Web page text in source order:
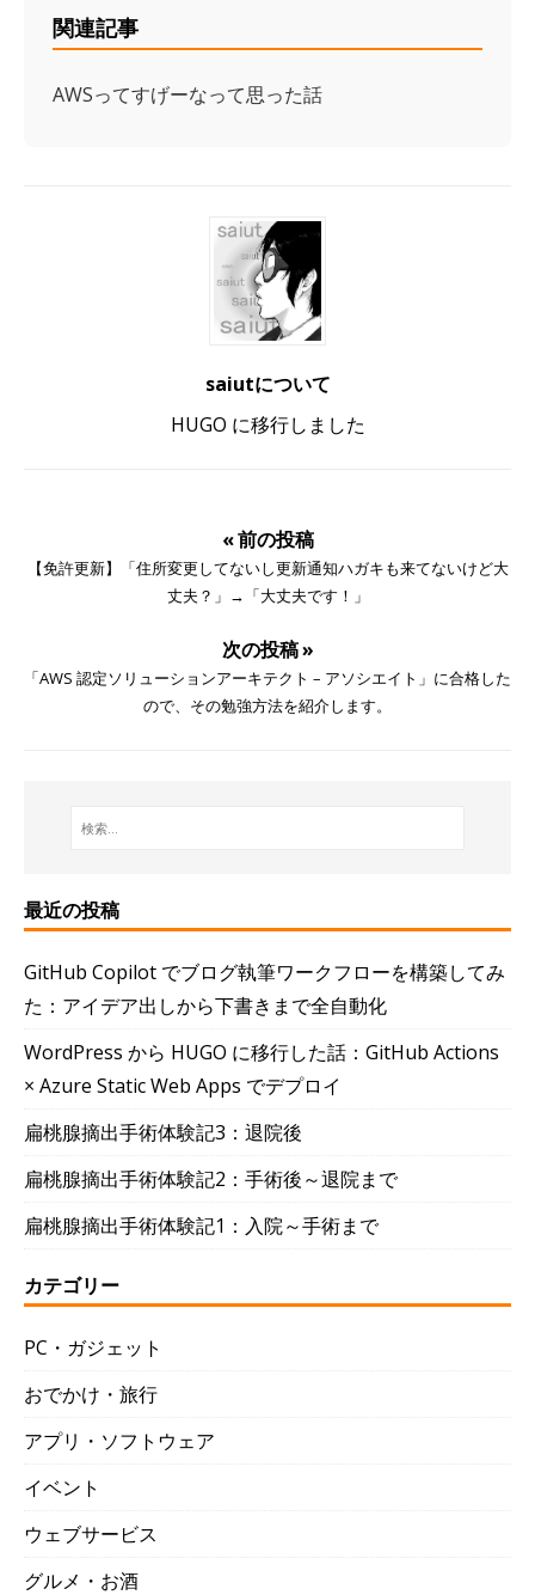
関連記事
AWSってすげーなって思った話
saiutについて
HUGO に移行しました
« 前の投稿
【免許更新】「住所変更してないし更新通知ハガキも来てないけど大
丈夫？」→「大丈夫です！」
次の投稿 »
「AWS 認定ソリューションアーキテクト – アソシエイト」に合格した
ので、その勉強方法を紹介します。
最近の投稿
GitHub Copilot でブログ執筆ワークフローを構築してみ
た：アイデア出しから下書きまで全自動化
WordPress から HUGO に移行した話：GitHub Actions
× Azure Static Web Apps でデプロイ
扁桃腺摘出手術体験記3：退院後
扁桃腺摘出手術体験記2：手術後～退院まで
扁桃腺摘出手術体験記1：入院～手術まで
カテゴリー
PC・ガジェット
おでかけ・旅行
アプリ・ソフトウェア
イベント
ウェブサービス
グルメ・お酒